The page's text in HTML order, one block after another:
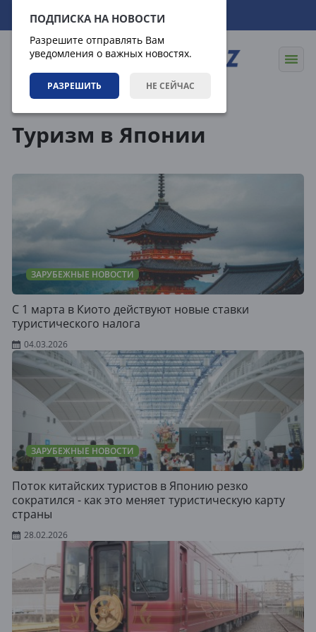
ПОДПИСКА НА НОВОСТИ
Разрешите отправлять Вам
уведомления о важных новостях.
РАЗРЕШИТЬ НЕ СЕЙЧАС
08.08.2026 15:45:31
Туризм в Японии
ЗАРУБЕЖНЫЕ НОВОСТИ
С 1 марта в Киото действуют новые ставки
туристического налога
04.03.2026
ЗАРУБЕЖНЫЕ НОВОСТИ
Поток китайских туристов в Японию резко
сократился - как это меняет туристическую карту
страны
28.02.2026